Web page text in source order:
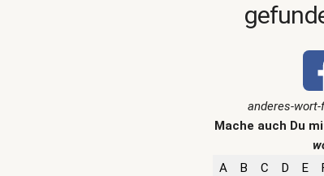
anderes-wort-
Mache auch Du
A
B C D E